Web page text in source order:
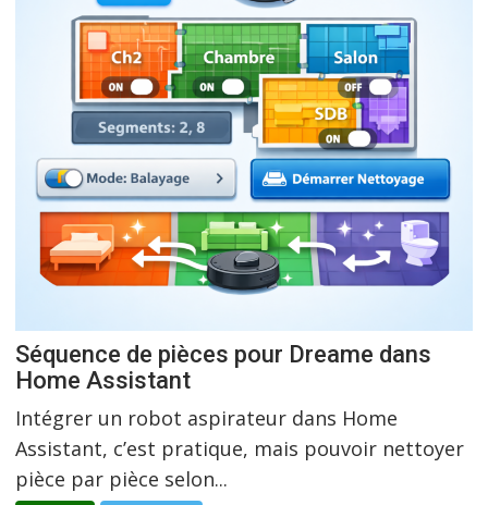
Séquence de pièces pour Dreame dans
Home Assistant
Intégrer un robot aspirateur dans Home
Assistant, c’est pratique, mais pouvoir nettoyer
pièce par pièce selon...